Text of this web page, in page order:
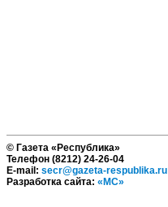
© Газета «Республика»
Телефон (8212) 24-26-04
E-mail: secr@gazeta-respublika.ru
Разработка сайта: «МС»